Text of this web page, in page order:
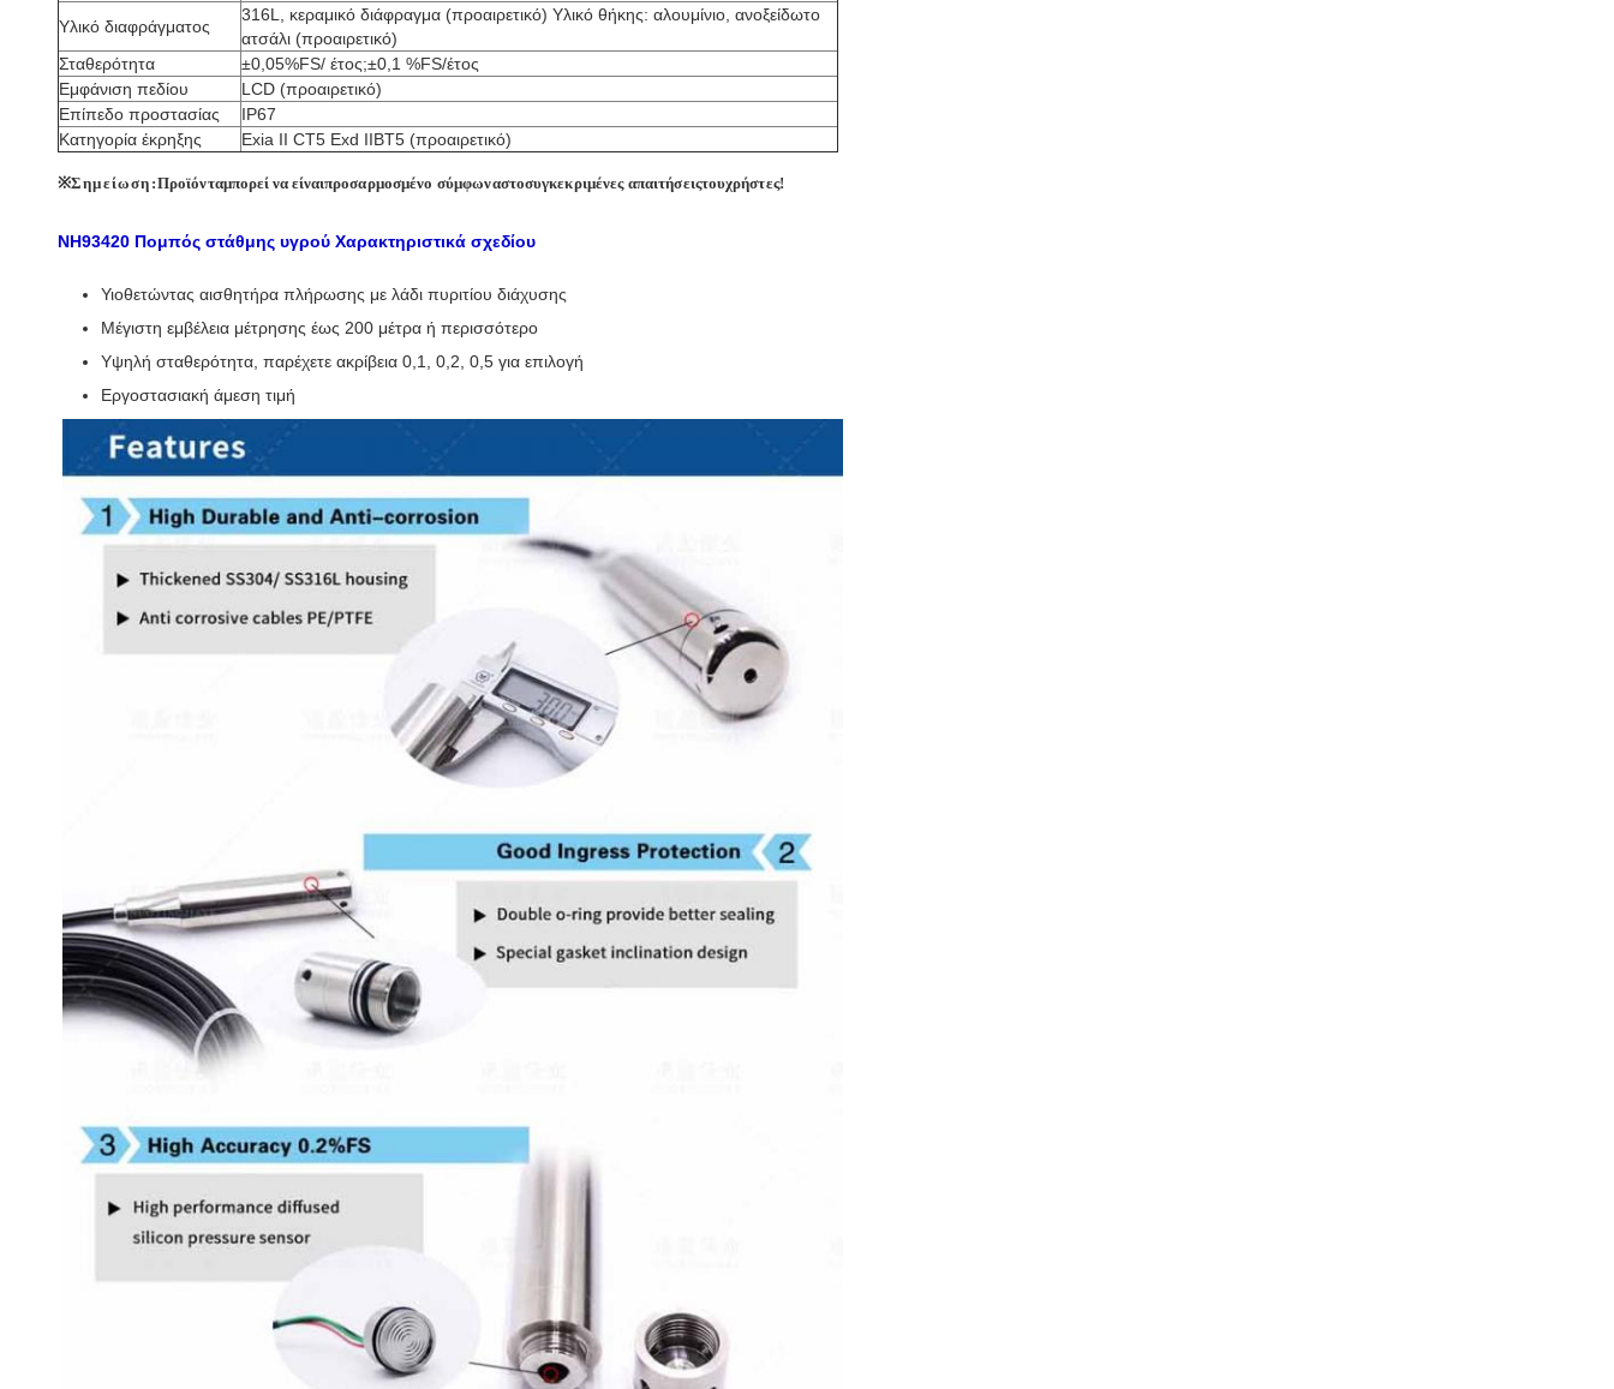
Υλικό διαφράγματος
316L, κεραμικό διάφραγμα (προαιρετικό) Υλικό θήκης: αλουμίνιο, ανοξείδωτο
ατσάλι (προαιρετικό)
Σταθερότητα
±0,05%FS/ έτος;±0,1 %FS/έτος
Εμφάνιση πεδίου
LCD (προαιρετικό)
Επίπεδο προστασίας
IP67
Κατηγορία έκρηξης
Exia II CT5 Exd IIBT5 (προαιρετικό)
※Σημείωση:Προϊόνταμπορεί να είναιπροσαρμοσμένο σύμφωναστοσυγκεκριμένες απαιτήσειςτουχρήστες!
NH93420 Πομπός στάθμης υγρού Χαρακτηριστικά σχεδίου
Υιοθετώντας αισθητήρα πλήρωσης με λάδι πυριτίου διάχυσης
Μέγιστη εμβέλεια μέτρησης έως 200 μέτρα ή περισσότερο
Υψηλή σταθερότητα, παρέχετε ακρίβεια 0,1, 0,2, 0,5 για επιλογή
Εργοστασιακή άμεση τιμή